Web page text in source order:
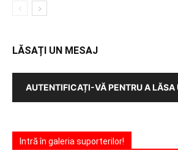
LĂSAȚI UN MESAJ
AUTENTIFICAȚI-VĂ PENTRU A LĂSA
Intră în galeria suporterilor!